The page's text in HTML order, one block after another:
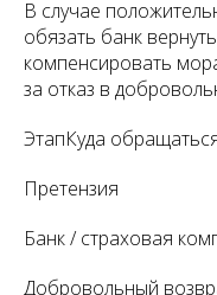
В случае
обязать банк
компенсировать
за отказ в
ЭтапКуда
Претензия
Банк / страховая
Добровольный